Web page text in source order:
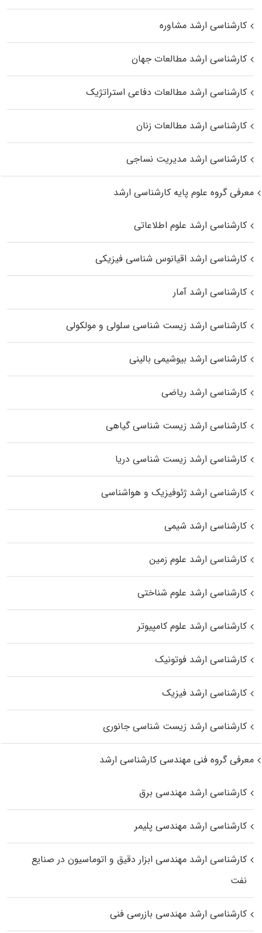
کارشناسی ارشد مشاوره
کارشناسی ارشد مطالعات جهان
کارشناسی ارشد مطالعات دفاعی استراتژیک
کارشناسی ارشد مطالعات زنان
کارشناسی ارشد مدیریت نساجی
معرفی گروه علوم پایه کارشناسی ارشد
کارشناسی ارشد علوم اطلاعاتی
کارشناسی ارشد اقیانوس‌ شناسی فیزیکی
کارشناسی ارشد آمار
کارشناسی ارشد زیست شناسی سلولی و مولکولی
کارشناسی ارشد بیوشیمی بالینی
کارشناسی ارشد ریاضی
کارشناسی ارشد زیست‌ شناسی گیاهی
کارشناسی ارشد زیست‌ شناسی دریا
کارشناسی ارشد ژئوفیزیک و هواشناسی
کارشناسی ارشد شیمی
کارشناسی ارشد علوم زمین
کارشناسی ارشد علوم شناختی
کارشناسی ارشد علوم کامپیوتر
کارشناسی ارشد فوتونیک
کارشناسی ارشد فیزیک
کارشناسی ارشد زیست‌ شناسی جانوری
معرفی گروه فنی مهندسی کارشناسی ارشد
کارشناسی ارشد مهندسی برق
کارشناسی ارشد مهندسی پلیمر
کارشناسی ارشد مهندسی ابزار دقیق و اتوماسیون در صنایع
نفت
کارشناسی ارشد مهندسی بازرسی فنی